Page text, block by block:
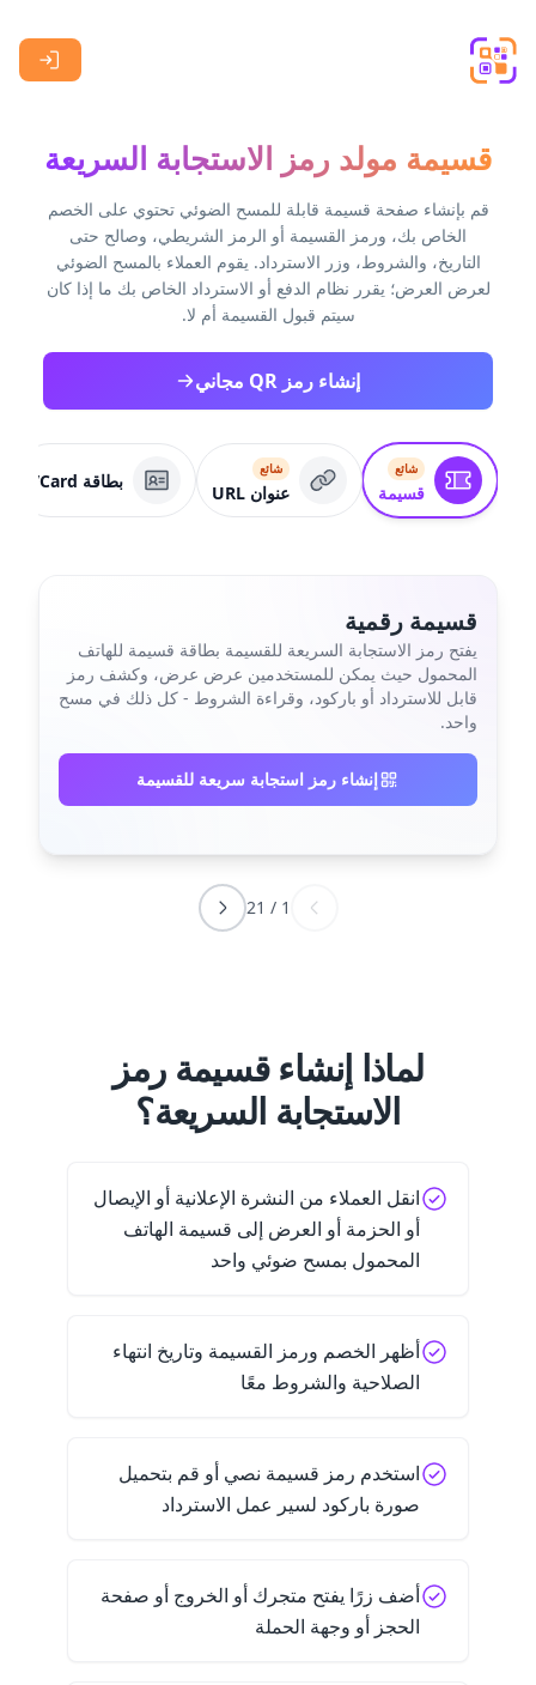
قسيمة مولد رمز الاستجابة السريعة
قم بإنشاء صفحة قسيمة قابلة للمسح الضوئي تحتوي على الخصم
الخاص بك، ورمز القسيمة أو الرمز الشريطي، وصالح حتى
التاريخ، والشروط، وزر الاسترداد. يقوم العملاء بالمسح الضوئي
لعرض العرض؛ يقرر نظام الدفع أو الاسترداد الخاص بك ما إذا كان
سيتم قبول القسيمة أم لا.
إنشاء رمز QR مجاني
شائع
قسيمة
شائع
عنوان URL
بطاقة VCard
قسيمة رقمية
يفتح رمز الاستجابة السريعة للقسيمة بطاقة قسيمة للهاتف
المحمول حيث يمكن للمستخدمين عرض عرض، وكشف رمز
قابل للاسترداد أو باركود، وقراءة الشروط - كل ذلك في مسح
واحد.
إنشاء رمز استجابة سريعة للقسيمة
1
/
21
لماذا إنشاء قسيمة رمز
الاستجابة السريعة؟
انقل العملاء من النشرة الإعلانية أو الإيصال
أو الحزمة أو العرض إلى قسيمة الهاتف
المحمول بمسح ضوئي واحد
أظهر الخصم ورمز القسيمة وتاريخ انتهاء
الصلاحية والشروط معًا
استخدم رمز قسيمة نصي أو قم بتحميل
صورة باركود لسير عمل الاسترداد
أضف زرًا يفتح متجرك أو الخروج أو صفحة
الحجز أو وجهة الحملة